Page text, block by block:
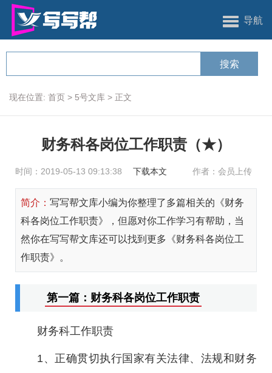
导航
现在位置: 首页 > 5号文库 > 正文
财务科各岗位工作职责（★）
时间：2019-05-13 09:13:38 下载本文 作者：会员上传
简介： 写写帮文库小编为你整理了多篇相关的《财务
科各岗位工作职责》，但愿对你工作学习有帮助，当
然你在写写帮文库还可以找到更多《财务科各岗位工
作职责》。
第一篇：财务科各岗位工作职责
财务科工作职责
1、正确贯切执行国家有关法律、法规和财务